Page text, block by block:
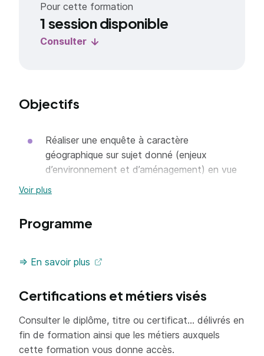
Pour cette formation
1 session disponible
Consulter
Objectifs
Réaliser une enquête à caractère
géographique sur sujet donné (enjeux
d’environnement et d’aménagement) en vue
Définir une méthode adaptée à la nature de
différentes échelles spatiales à convoquer
empiriques de façon méthodique et organisée
Constituer une bibliographie pertinente
Analyser des documents de diverses natures
Voir plus
Programme
=> En savoir plus
Certifications et métiers visés
Consulter le diplôme, titre ou certificat... délivrés en
fin de formation ainsi que les métiers auxquels
cette formation vous donne accès.